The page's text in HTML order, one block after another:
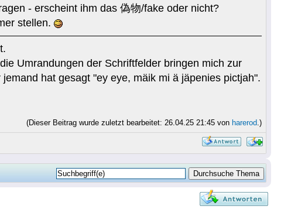
- erscheint ihm das 偽物/fake oder nicht?
stellen.
Umrandungen der Schriftfelder bringen mich zur
hat gesagt "ey eye, mäik mi ä jäpenies pictjah".
(Dieser Beitrag wurde zuletzt bearbeitet: 26.04.25 21:45 von harerod.)